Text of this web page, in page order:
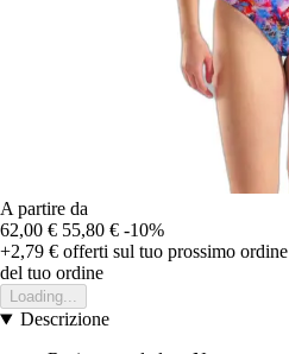
A partire da
62,00 € 55,80 € -10%
+2,79 € offerti sul tuo prossimo ordine
del tuo ordine
Loading...
Descrizione